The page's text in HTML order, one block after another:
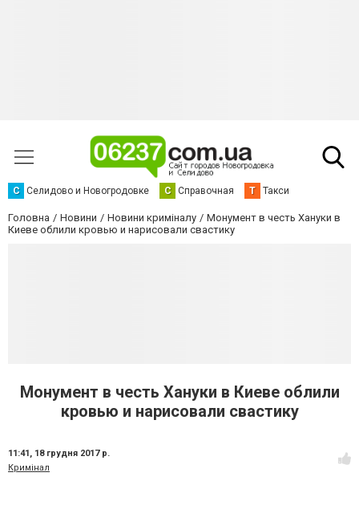
С Селидово и Новогродовке С Справочная Т Такси
Головна Новини Новини криміналу
Монумент в честь Хануки в
Киеве облили кровью и нарисовали свастику
Монумент в честь Хануки в Киеве облили
кровью и нарисовали свастику
11:41, 18 грудня 2017 р.
Кримінал